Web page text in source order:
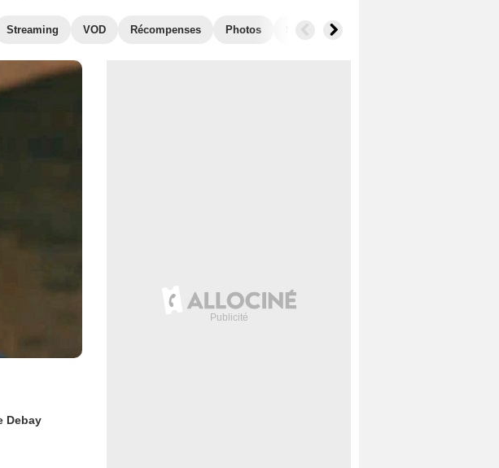
Streaming VOD Récompenses Photos Séries similaires
Debay